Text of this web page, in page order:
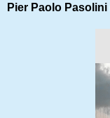
Pier Paolo Pasolini